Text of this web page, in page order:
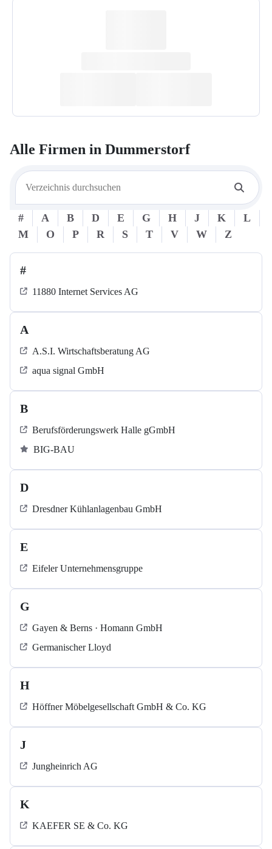
Alle Firmen in Dummerstorf
# A B D E G H J K
L
M
O P R S T V W Z
#
11880 Internet Services AG
A
A.S.I. Wirtschaftsberatung AG
aqua signal GmbH
B
Berufsförderungswerk Halle gGmbH
BIG-BAU
D
Dresdner Kühlanlagenbau GmbH
E
Eifeler Unternehmensgruppe
G
Gayen & Berns · Homann GmbH
Germanischer Lloyd
H
Höffner Möbelgesellschaft GmbH & Co. KG
J
Jungheinrich AG
K
KAEFER SE & Co. KG